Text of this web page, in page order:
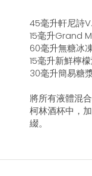
45毫升軒尼詩
15毫升Grand
60毫升無糖冰
15毫升新鮮檸
30毫升簡易糖
將所有液體混
柯林酒杯中，
綴。